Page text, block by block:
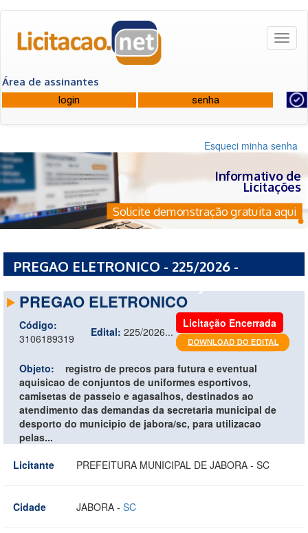
Área de assinantes
Esqueci minha senha
Informativo de
Licitações
Solicite demonstração gratuita aqui
PREGAO ELETRONICO - 225/2026 -
PREGAO ELETRONICO
Código:
3106189319
Edital: 225/2026...
Licitação Encerrada
Objeto:
registro de precos para futura e eventual
aquisicao de conjuntos de uniformes esportivos,
camisetas de passeio e agasalhos, destinados ao
atendimento das demandas da secretaria municipal de
desporto do municipio de jabora/sc, para utilizacao
pelas...
Licitante
PREFEITURA MUNICIPAL DE JABORA - SC
Cidade JABORA - SC